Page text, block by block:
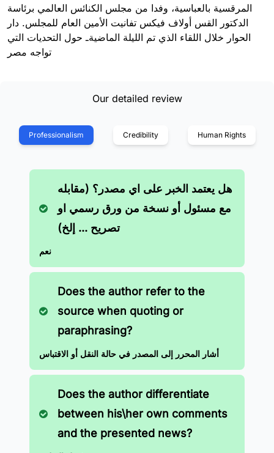
المرقسية بالعباسية، وفدا من مجلس الكنائس العالمي برئاسة
الدكتور القس أولاف فيكس تفانيت الأمين العام للمجلس. دار
الحوار خلال اللقاء الذي تم الليلة الماضيةـ حول التحديات التي
تواجه مصر
Our detailed review
Professionalism Credibility Human Rights
هل يعتمد الخبر على اي مصدر؟ (مقابله
مع مسئول أو نسخة من ورق رسمي او
تصريح ... إلخ)
نعم
Does the author refer to the
source when quoting or
paraphrasing?
أشار المحرر إلى المصدر في حالة النقل أو الاقتباس
Does the author differentiate
between his\her own comments
and the presented news?